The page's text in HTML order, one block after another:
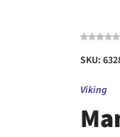
SKU:
Viking